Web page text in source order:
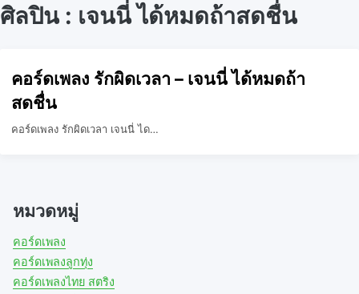
ศิลปิน : เจนนี่ ได้หมดถ้าสดชื่น
คอร์ดเพลง รักผิดเวลา – เจนนี่ ได้หมดถ้า
สดชื่น
คอร์ดเพลง รักผิดเวลา เจนนี่ ได…
หมวดหมู่
คอร์ดเพลง
คอร์ดเพลงลูกทุ่ง
คอร์ดเพลงไทย สตริง